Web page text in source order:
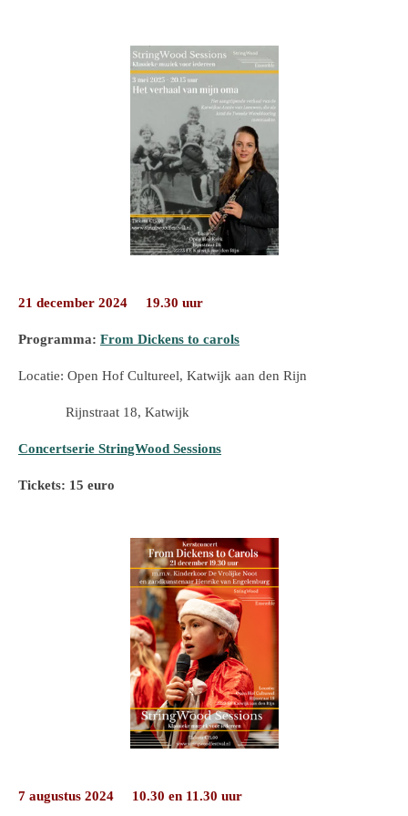
21 december 2024 19.30 uur
Programma: From Dickens to carols
Locatie: Open Hof Cultureel, Katwijk aan den Rijn
Rijnstraat 18, Katwijk
Concertserie StringWood Sessions
Tickets: 15 euro
7 augustus 2024 10.30 en 11.30 uur